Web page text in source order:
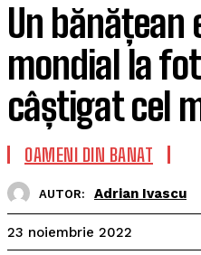
Un
mondial la
câștigat cel
OAMENI DIN BANAT
AUTOR: Adrian Ivascu
23 noiembrie 2022